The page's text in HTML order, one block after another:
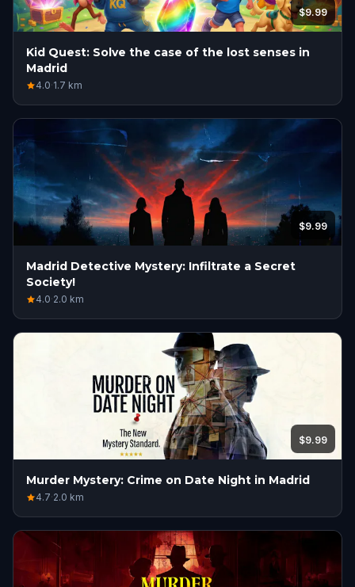
$9.99
Kid Quest: Solve the case of the lost senses in
Madrid
4.0·1.7 km
$9.99
Madrid Detective Mystery: Infiltrate a Secret
Society!
4.0·2.0 km
$9.99
Murder Mystery: Crime on Date Night in Madrid
4.7·2.0 km